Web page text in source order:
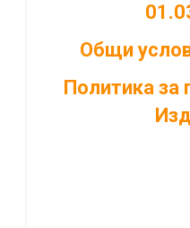
Общи
Политика за